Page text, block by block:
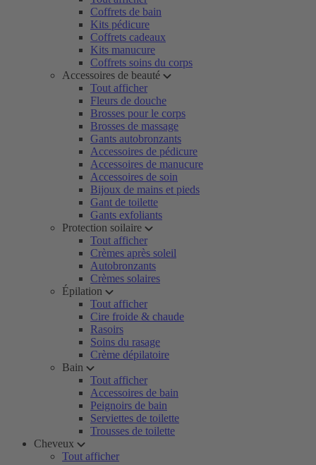
Coffrets de bain
Kits pédicure
Coffrets cadeaux
Kits manucure
Coffrets soins du corps
Accessoires de beauté
Tout afficher
Fleurs de douche
Brosses pour le corps
Brosses de massage
Gants autobronzants
Accessoires de pédicure
Accessoires de manucure
Accessoires de soin
Bijoux de mains et pieds
Gant de toilette
Gants exfoliants
Protection soilaire
Tout afficher
Crèmes après soleil
Autobronzants
Crèmes solaires
Épilation
Tout afficher
Cire froide & chaude
Rasoirs
Soins du rasage
Crème dépilatoire
Bain
Tout afficher
Accessoires de bain
Peignoirs de bain
Serviettes de toilette
Trousses de toilette
Cheveux
Tout afficher